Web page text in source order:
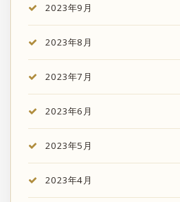
2023年9月
2023年8月
2023年7月
2023年6月
2023年5月
2023年4月